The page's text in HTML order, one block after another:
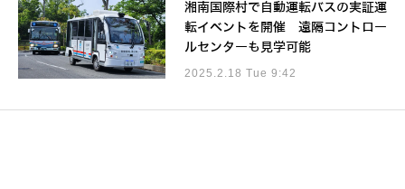
湘南国際村で自動運転バスの実証運
転イベントを開催 遠隔コントロー
ルセンターも見学可能
2025.2.18 Tue 9:42